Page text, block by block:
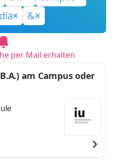
&
per Mail erhalten
am Campus oder